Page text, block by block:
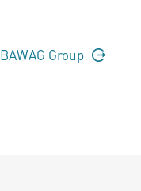
BAWAG Group